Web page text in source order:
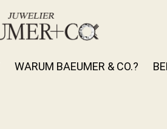
WARUM BAEUMER & CO.?